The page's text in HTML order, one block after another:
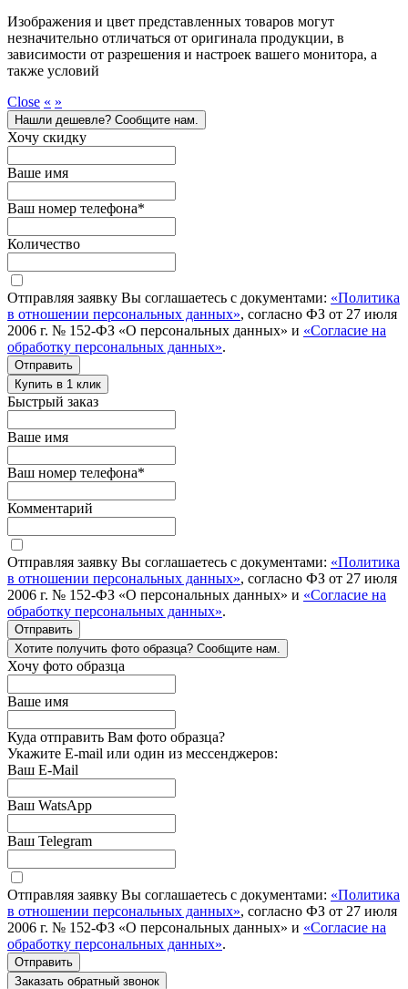
Изображения и цвет представленных товаров могут
незначительно отличаться от оригинала продукции, в
зависимости от разрешения и настроек вашего монитора, а
также условий
Close « »
Нашли дешевле? Сообщите нам.
Хочу скидку
Ваше имя
Ваш номер телефона*
Количество
Отправляя заявку Вы соглашаетесь с документами: «Политика
в отношении персональных данных», согласно ФЗ от 27 июля
2006 г. № 152-ФЗ «О персональных данных» и «Согласие на
обработку персональных данных».
Отправить
Купить в 1 клик
Быстрый заказ
Ваше имя
Ваш номер телефона*
Комментарий
Отправляя заявку Вы соглашаетесь с документами: «Политика
в отношении персональных данных», согласно ФЗ от 27 июля
2006 г. № 152-ФЗ «О персональных данных» и «Согласие на
обработку персональных данных».
Отправить
Хотите получить фото образца? Сообщите нам.
Хочу фото образца
Ваше имя
Куда отправить Вам фото образца?
Укажите E-mail или один из мессенджеров:
Ваш E-Mail
Ваш WatsApp
Ваш Telegram
Отправляя заявку Вы соглашаетесь с документами: «Политика
в отношении персональных данных», согласно ФЗ от 27 июля
2006 г. № 152-ФЗ «О персональных данных» и «Согласие на
обработку персональных данных».
Отправить
Заказать обратный звонок